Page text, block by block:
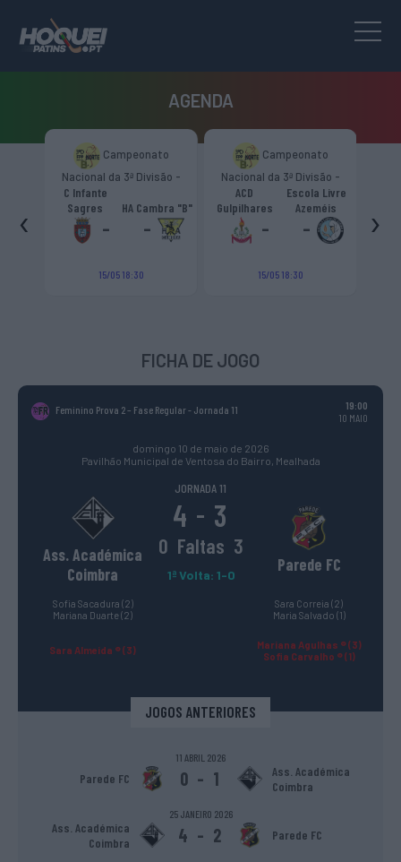
AGENDA
Campeonato
Nacional da 3ª Divisão -
Zona Norte “B”
C Infante
Sagres
-
HA Cambra "B"
-
15/05 18:30
Campeonato
Nacional da 3ª Divisão -
Zona Norte “B”
ACD
Gulpilhares
-
Escola Livre
Azeméis
-
15/05 18:30
‹ ›
FICHA DE JOGO
Feminino Prova 2 – Fase Regular- Jornada 11
19:00
10 MAIO
domingo 10 de maio de 2026
Pavilhão Municipal de Ventosa do Bairro, Mealhada
JORNADA 11
Ass. Académica
Coimbra
4 - 3
0 Faltas 3
1ª Volta: 1-0
Parede FC
Sofia Sacadura (2)
Mariana Duarte (2)
Sara Correia (2)
Maria Salvado (1)
Sara Almeida ® (3)
Mariana Agulhas ® (3)
Sofia Carvalho ® (1)
JOGOS ANTERIORES
11 ABRIL 2026
Parede FC 0 - 1
Ass. Académica
Coimbra
25 JANEIRO 2026
Ass. Académica
Coimbra
4 - 2 Parede FC